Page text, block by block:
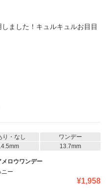
ました！キュルキュルお目目
り・なし
ワンデー
13.7mm
メロウワンデー
ニー
¥1,958